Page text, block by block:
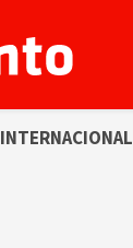
INTERNACIONAL